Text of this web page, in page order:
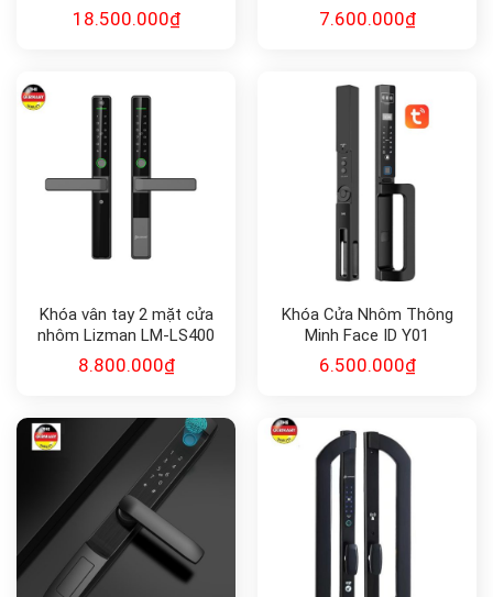
18.500.000₫ 7.600.000₫
Khóa vân tay 2 mặt cửa
nhôm Lizman LM-LS400
8.800.000₫
Khóa Cửa Nhôm Thông
Minh Face ID Y01
6.500.000₫